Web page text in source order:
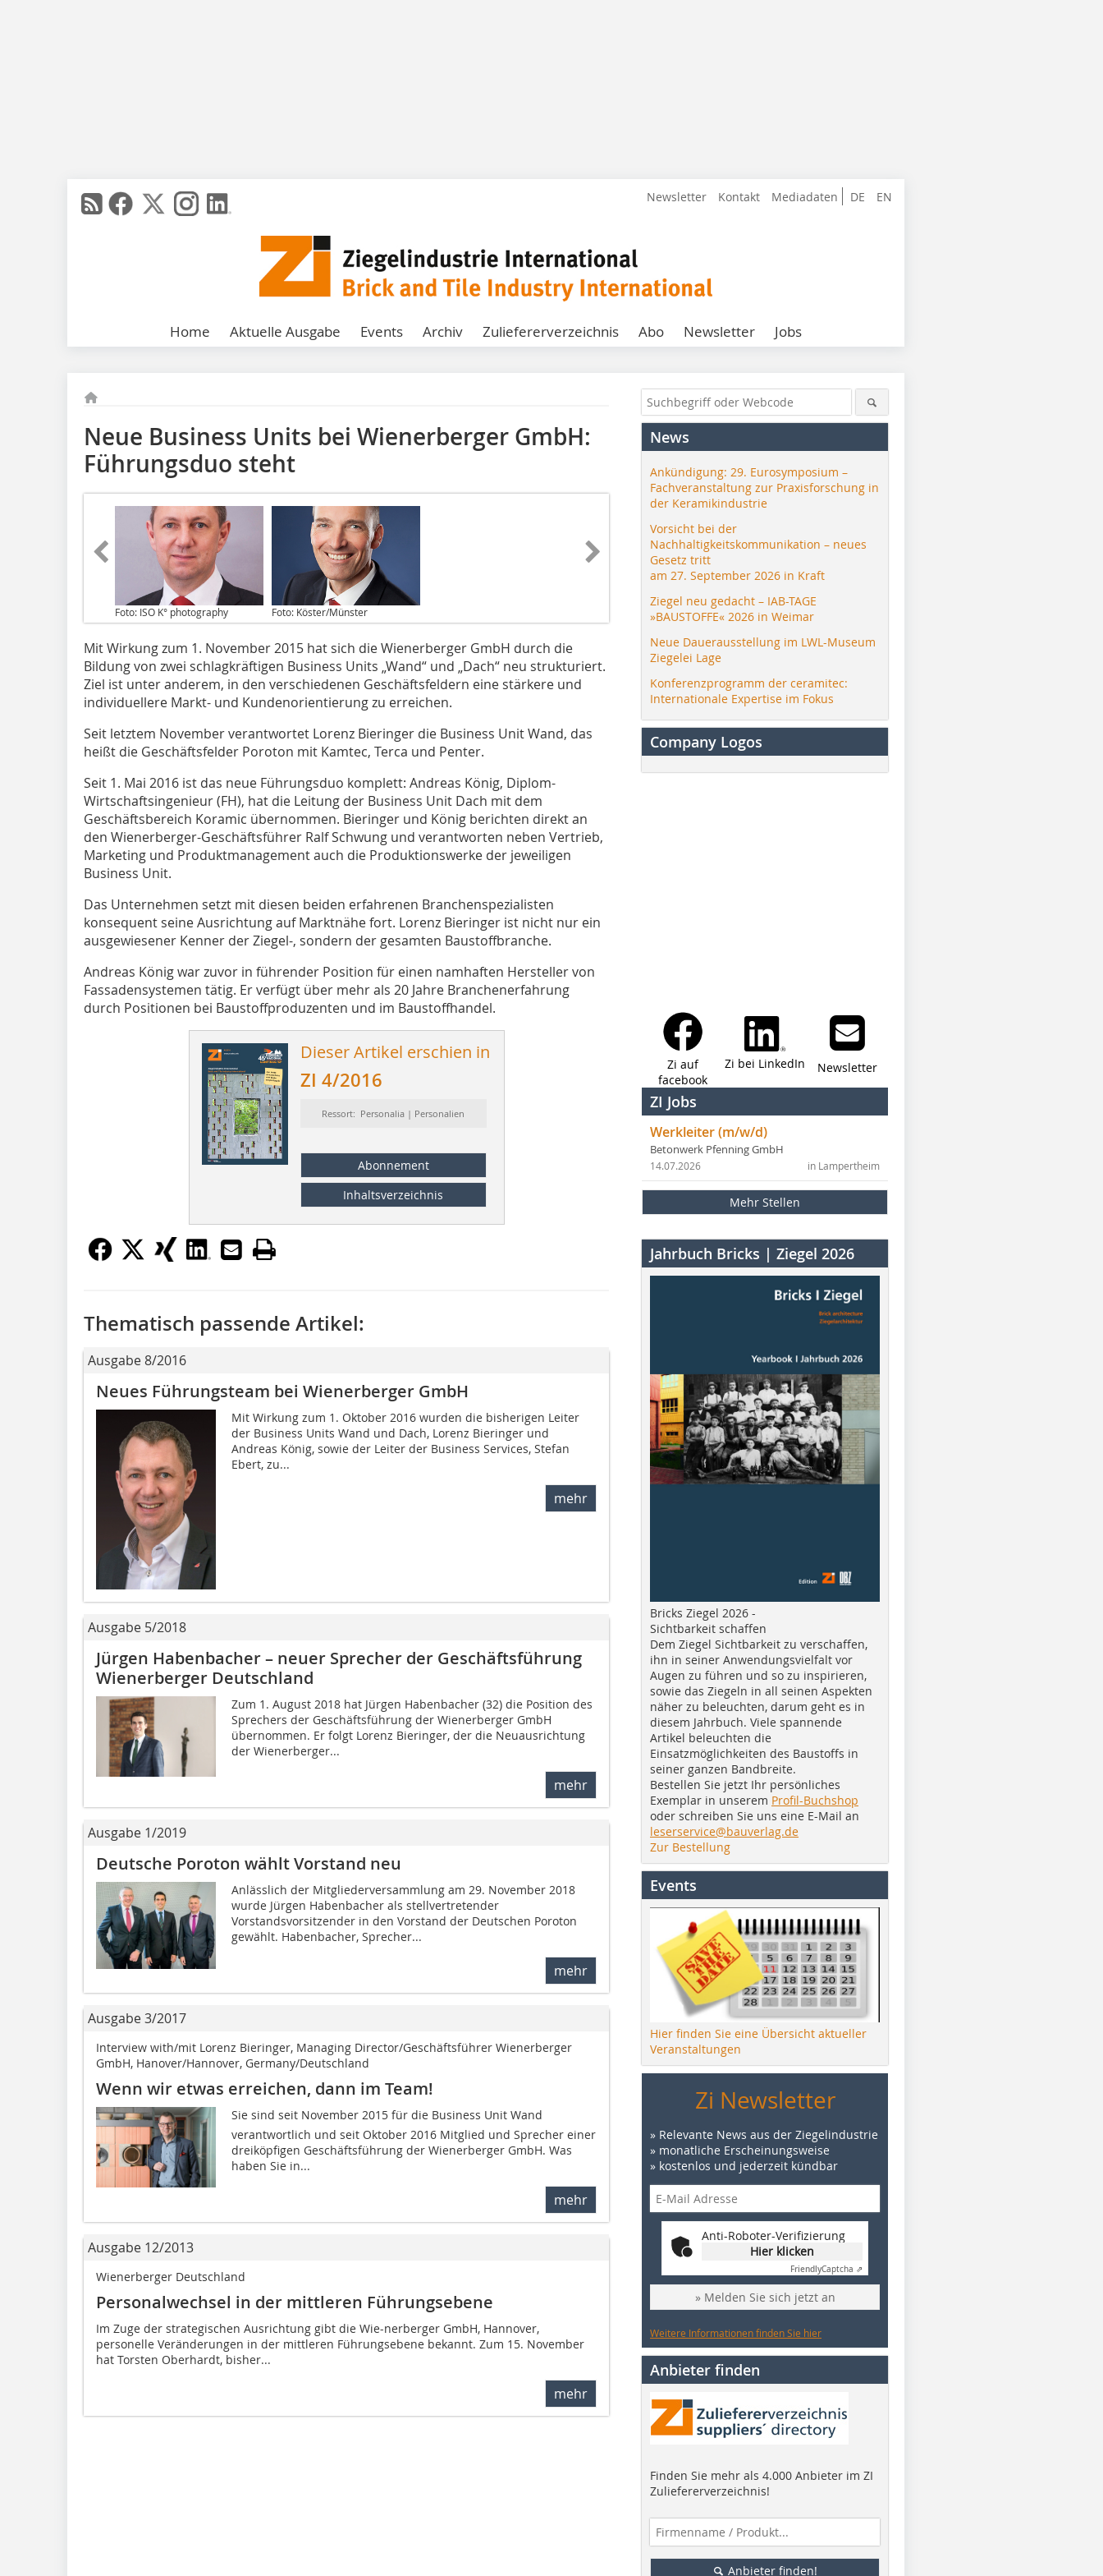
DE EN
Newsletter Kontakt Mediadaten
Home Aktuelle Ausgabe Events Archiv Zuliefererverzeichnis Abo Newsletter Jobs
Neue Business Units bei Wienerberger GmbH:
Führungsduo steht
Foto: ISO K° photography Foto: Köster/Münster
Mit Wirkung zum 1. November 2015 hat sich die Wienerberger GmbH durch die
Bildung von zwei schlagkräftigen Business Units „Wand“ und „Dach“ neu strukturiert.
Ziel ist unter anderem, in den verschiedenen Geschäftsfeldern eine stärkere und
individuellere Markt- und Kundenorientierung zu erreichen.
Seit letztem November verantwortet Lorenz Bieringer die Business Unit Wand, das
heißt die Geschäftsfelder Poroton mit Kamtec, Terca und Penter.
Seit 1. Mai 2016 ist das neue Führungsduo komplett: Andreas König, Diplom-
Wirtschaftsingenieur (FH), hat die Leitung der Business Unit Dach mit dem
Geschäftsbereich Koramic übernommen. Bieringer und König berichten direkt an
den Wienerberger-Geschäftsführer Ralf Schwung und verantworten neben Vertrieb,
Marketing und Produktmanagement auch die Produktionswerke der jeweiligen
Business Unit.
Das Unternehmen setzt mit diesen beiden erfahrenen Branchenspezialisten
konsequent seine Ausrichtung auf Marktnähe fort. Lorenz Bieringer ist nicht nur ein
ausgewiesener Kenner der Ziegel-, sondern der gesamten Baustoffbranche.
Andreas König war zuvor in führender Position für einen namhaften Hersteller von
Fassadensystemen tätig. Er verfügt über mehr als 20 Jahre Branchenerfahrung
durch Positionen bei Baustoffproduzenten und im Baustoffhandel.
Dieser Artikel erschien in
ZI 4/2016
Ressort: Personalia | Personalien
Abonnement
Inhaltsverzeichnis
Thematisch passende Artikel:
Ausgabe 8/2016
Neues Führungsteam bei Wienerberger GmbH
Mit Wirkung zum 1. Oktober 2016 wurden die bisherigen Leiter
der Business Units Wand und Dach, Lorenz Bieringer und
Andreas König, sowie der Leiter der Business Services, Stefan
Ebert, zu...
mehr
Ausgabe 5/2018
Jürgen Habenbacher – neuer Sprecher der Geschäftsführung
Wienerberger Deutschland
Zum 1. August 2018 hat Jürgen Habenbacher (32) die Position des
Sprechers der Geschäftsführung der Wienerberger GmbH
übernommen. Er folgt Lorenz Bieringer, der die Neuausrichtung
der Wienerberger...
mehr
Ausgabe 1/2019
Deutsche Poroton wählt Vorstand neu
Anlässlich der Mitgliederversammlung am 29. November 2018
wurde Jürgen Habenbacher als stellvertretender
Vorstandsvorsitzender in den Vorstand der Deutschen Poroton
gewählt. Habenbacher, Sprecher...
mehr
Ausgabe 3/2017
Interview with/mit Lorenz Bieringer, Managing Director/Geschäftsführer Wienerberger
GmbH, Hanover/Hannover, Germany/Deutschland
Wenn wir etwas erreichen, dann im Team!
Sie sind seit November 2015 für die Business Unit Wand
verantwortlich und seit Oktober 2016 Mitglied und Sprecher einer
dreiköpfigen Geschäftsführung der Wienerberger GmbH. Was
haben Sie in...
mehr
Ausgabe 12/2013
Wienerberger Deutschland
Personalwechsel in der mittleren Führungsebene
Im Zuge der strategischen Ausrichtung gibt die Wie-nerberger GmbH, Hannover,
personelle Veränderungen in der mittleren Führungsebene bekannt. Zum 15. November
hat Torsten Oberhardt, bisher...
mehr
News
Ankündigung: 29. Eurosymposium –
Fachveranstaltung zur Praxisforschung in
der Keramikindustrie
Vorsicht bei der
Nachhaltigkeitskommunikation – neues
Gesetz tritt
am 27. September 2026 in Kraft
Ziegel neu gedacht – IAB-TAGE
»BAUSTOFFE« 2026 in Weimar
Neue Dauerausstellung im LWL-Museum
Ziegelei Lage
Konferenzprogramm der ceramitec:
Internationale Expertise im Fokus
Company Logos
Zi auf
facebook
Zi bei LinkedIn Newsletter
ZI Jobs
Werkleiter (m/w/d)
Betonwerk Pfenning GmbH
in Lampertheim
14.07.2026
Mehr Stellen
Jahrbuch Bricks | Ziegel 2026
Bricks Ziegel 2026 -
Sichtbarkeit schaffen
Dem Ziegel Sichtbarkeit zu verschaffen,
ihn in seiner Anwendungsvielfalt vor
Augen zu führen und so zu inspirieren,
sowie das Ziegeln in all seinen Aspekten
näher zu beleuchten, darum geht es in
diesem Jahrbuch. Viele spannende
Artikel beleuchten die
Einsatzmöglichkeiten des Baustoffs in
seiner ganzen Bandbreite.
Bestellen Sie jetzt Ihr persönliches
Exemplar in unserem Profil-Buchshop
oder schreiben Sie uns eine E-Mail an
leserservice@bauverlag.de
Zur Bestellung
Events
Hier finden Sie eine Übersicht aktueller
Veranstaltungen
Zi Newsletter
» Relevante News aus der Ziegelindustrie
» monatliche Erscheinungsweise
» kostenlos und jederzeit kündbar
Anti-Roboter-Verifizierung
Hier klicken
FriendlyCaptcha ⇗
» Melden Sie sich jetzt an
Weitere Informationen finden Sie hier
Anbieter finden
Finden Sie mehr als 4.000 Anbieter im ZI
Zuliefererverzeichnis!
Anbieter finden!